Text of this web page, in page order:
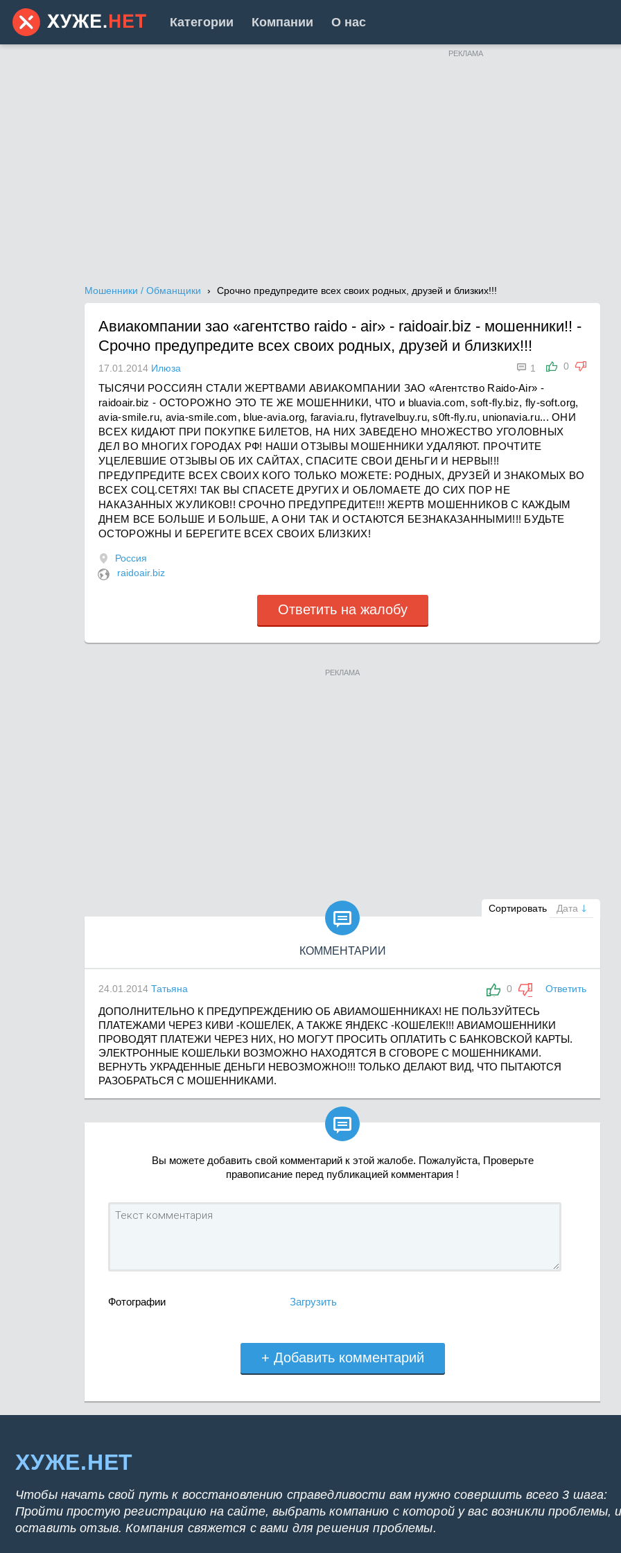
Категории Компании О нас
РЕКЛАМА
Мошенники / Обманщики Срочно предупредите всех своих родных, друзей и близких!!!
Авиакомпании заo «агентство raido - air» - raidoair.biz - мошенники!! -
Срочно предупредите всех своих родных, друзей и близких!!!
0
 1
17.01.2014 Илюза
ТЫСЯЧИ РОССИЯН СТАЛИ ЖЕРТВАМИ АВИАКОМПАНИИ ЗАO «Агентство Raido-Air» -
raidoair.biz - ОСТОРОЖНО ЭТО ТЕ ЖЕ МОШЕННИКИ, ЧТО и bluavia.com, soft-fly.biz, fly-soft.org,
avia-smile.ru, avia-smile.com, blue-avia.org, faravia.ru, flytravelbuy.ru, s0ft-fly.ru, unionavia.ru... ОНИ
ВСЕХ КИДАЮТ ПРИ ПОКУПКЕ БИЛЕТОВ, НА НИХ ЗАВЕДЕНО МНОЖЕСТВО УГОЛОВНЫХ
ДЕЛ ВО МНОГИХ ГОРОДАХ РФ! НАШИ ОТЗЫВЫ МОШЕННИКИ УДАЛЯЮТ. ПРОЧТИТЕ
УЦЕЛЕВШИЕ ОТЗЫВЫ ОБ ИХ САЙТАХ, СПАСИТЕ СВОИ ДЕНЬГИ И НЕРВЫ!!!
ПРЕДУПРЕДИТЕ ВСЕХ СВОИХ КОГО ТОЛЬКО МОЖЕТЕ: РОДНЫХ, ДРУЗЕЙ И ЗНАКОМЫХ ВО
ВСЕХ СОЦ.СЕТЯХ! ТАК ВЫ СПАСЕТЕ ДРУГИХ И ОБЛОМАЕТЕ ДО СИХ ПОР НЕ
НАКАЗАННЫХ ЖУЛИКОВ!! СРОЧНО ПРЕДУПРЕДИТЕ!!! ЖЕРТВ МОШЕННИКОВ С КАЖДЫМ
ДНЕМ ВСЕ БОЛЬШЕ И БОЛЬШЕ, А ОНИ ТАК И ОСТАЮТСЯ БЕЗНАКАЗАННЫМИ!!! БУДЬТЕ
ОСТОРОЖНЫ И БЕРЕГИТЕ ВСЕХ СВОИХ БЛИЗКИХ!
Россия
raidoair.biz
Ответить на жалобу
РЕКЛАМА
Сортировать Дата

КОММЕНТАРИИ
0 Ответить
24.01.2014 Татьяна
ДОПОЛНИТЕЛЬНО К ПРЕДУПРЕЖДЕНИЮ ОБ АВИАМОШЕННИКАХ! НЕ ПОЛЬЗУЙТЕСЬ
ПЛАТЕЖАМИ ЧЕРЕЗ КИВИ -КОШЕЛЕК, А ТАКЖЕ ЯНДЕКС -КОШЕЛЕК!!! АВИАМОШЕННИКИ
ПРОВОДЯТ ПЛАТЕЖИ ЧЕРЕЗ НИХ, НО МОГУТ ПРОСИТЬ ОПЛАТИТЬ С БАНКОВСКОЙ КАРТЫ.
ЭЛЕКТРОННЫЕ КОШЕЛЬКИ ВОЗМОЖНО НАХОДЯТСЯ В СГОВОРЕ С МОШЕННИКАМИ.
ВЕРНУТЬ УКРАДЕННЫЕ ДЕНЬГИ НЕВОЗМОЖНО!!! ТОЛЬКО ДЕЛАЮТ ВИД, ЧТО ПЫТАЮТСЯ
РАЗОБРАТЬСЯ С МОШЕННИКАМИ.

Вы можете добавить свой комментарий к этой жалобе. Пожалуйста, Проверьте
правописание перед публикацией комментария !
Фотографии Загрузить
+ Добавить комментарий
ХУЖЕ.НЕТ
Чтобы начать свой путь к восстановлению справедливости вам нужно совершить всего 3 шага:
Пройти простую регистрацию на сайте, выбрать компанию с которой у вас возникли проблемы, и
оставить отзыв. Компания свяжется с вами для решения проблемы.